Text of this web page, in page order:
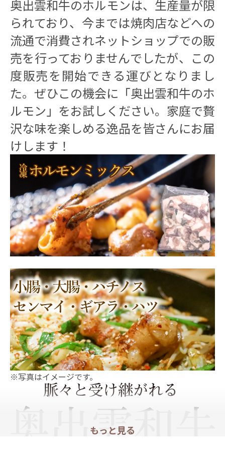
奥出雲和牛のホルモンは、生産量が限
られており、今までは焼肉店などへの
流通で消費されネットショップでの販
売を行っておりませんでしたが、この
度販売を開始できる運びとなりまし
た。ぜひこの機会に「奥出雲和牛のホ
ルモン」をお試しください。家庭で贅
沢な味を楽しめる逸品を皆さんにお届
けします！
※写真はイメージです。
もっと見る